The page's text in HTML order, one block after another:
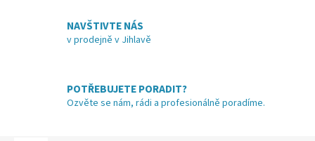
NAVŠTIVTE NÁS
v prodejně v Jihlavě
POTŘEBUJETE PORADIT?
Ozvěte se nám, rádi a profesionálně poradíme.